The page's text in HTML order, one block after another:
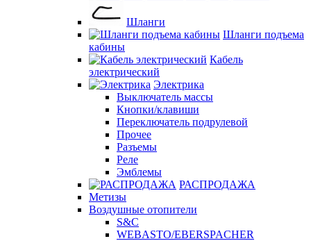
Шланги
Шланги подъема
кабины
Кабель
электрический
Электрика
Выключатель массы
Кнопки/клавиши
Переключатель подрулевой
Прочее
Разъемы
Реле
Эмблемы
РАСПРОДАЖА
Метизы
Воздушные отопители
S&C
WEBASTO/EBERSPACHER